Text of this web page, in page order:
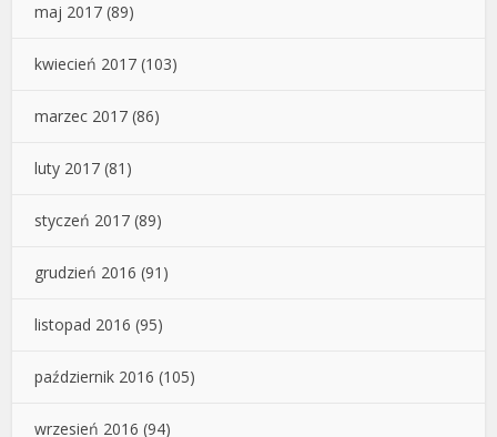
maj 2017 (89)
kwiecień 2017 (103)
marzec 2017 (86)
luty 2017 (81)
styczeń 2017 (89)
grudzień 2016 (91)
listopad 2016 (95)
październik 2016 (105)
wrzesień 2016 (94)